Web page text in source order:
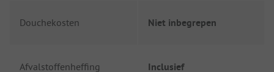
Douchekosten Niet inbegrepen
Afvalstoffenheffing Inclusief